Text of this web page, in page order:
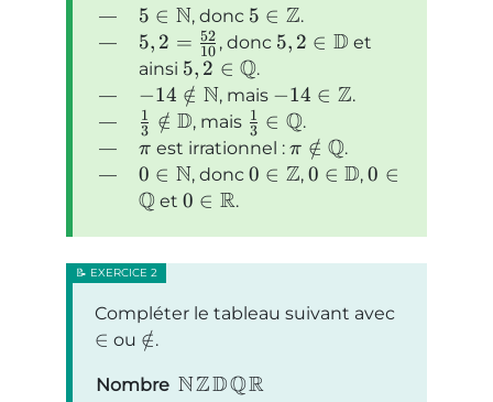
5 ∈ N, donc 5 ∈ Z.
5, 2 = 10
52 , donc 5, 2 ∈ D et
ainsi 5, 2 ∈ Q.
−14 ∈
/ N, mais −14 ∈ Z.
3
1 ∈
/ D, mais 3
1 ∈ Q.
π est irrationnel : π ∈
/ Q.
0 ∈ N, donc 0 ∈ Z, 0 ∈ D,0 ∈
Q et 0 ∈ R.
Compléter le tableau suivant avec
∈ ou ∈
/.
Nombre NZDQR